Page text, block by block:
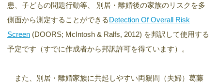
患、子どもの問題行動等、 別居・離婚後の家族のリスクを多
側面から測定することができるDetection Of Overall Risk
Screen (DOORS; McIntosh & Ralfs, 2012) を邦訳して使用する
予定です（すでに作成者から邦訳許可を得ています）。
また、別居・離婚家族に共起しやすい両親間（夫婦）葛藤